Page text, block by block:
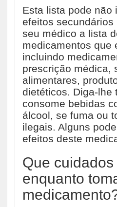
Esta lista pode não
efeitos
seu médico a lista
medicamentos que
incluindo
prescrição médica,
alimentares,
dietéticos. Diga-lhe
consome bebidas
álcool, se fuma ou
ilegais. Alguns
efeitos deste
Que
enquanto